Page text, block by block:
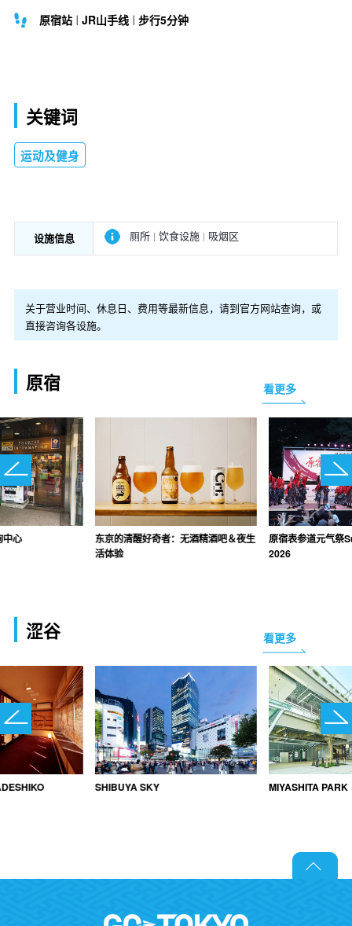
原宿站 JR山手线 步行5分钟
关键词
运动及健身
设施信息 厕所 饮食设施 吸烟区
关于营业时间、休息日、费用等最新信息，请到官方网站查询，或
直接咨询各设施。
原宿 看更多
中心
东京的清醒好奇者：无酒精酒吧＆夜生
活体验
原宿表参道元气祭
2026
涩谷 看更多
SHIBUYA SKY MIYASHITA PARK